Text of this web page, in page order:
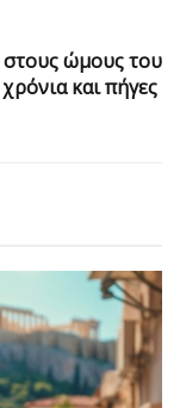
στους ώμους του
και πήγες